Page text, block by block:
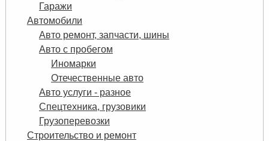
Гаражи
Автомобили
Авто ремонт, запчасти, шины
Авто с пробегом
Иномарки
Отечественные авто
Авто услуги - разное
Спецтехника, грузовики
Грузоперевозки
Строительство и ремонт